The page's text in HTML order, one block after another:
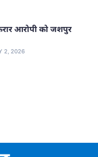
आरोपी को जशपुर
2, 2026